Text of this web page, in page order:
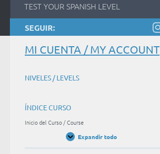
TEST YOUR SPANISH LEVEL
SEGUIR:
MI CUENTA / MY ACCOUNT
NIVELES / LEVELS
ÍNDICE CURSO
Inicio del Curso / Course
Expandir todo
Unidades